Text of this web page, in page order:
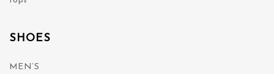
SHOES
MEN’S